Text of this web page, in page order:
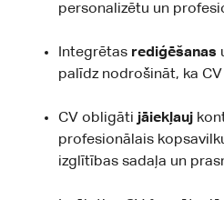
personalizētu un
Integrētas rediģēšanas
palīdz nodrošināt, ka
CV obligāti jāiekļauj
profesionālais
izglītības sadaļa un